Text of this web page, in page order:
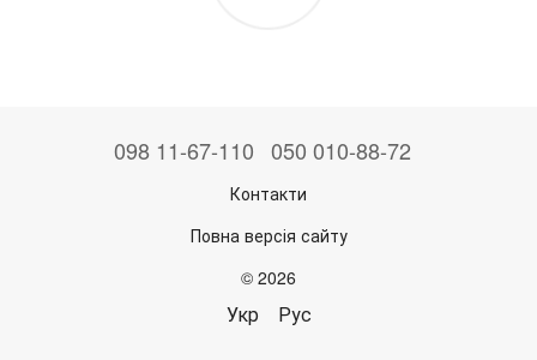
098 11-67-110 050 010-88-72
Контакти
Повна версія сайту
© 2026
Укр Рус